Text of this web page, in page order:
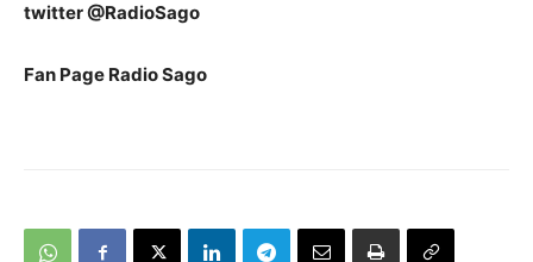
twitter @RadioSago
Fan Page Radio Sago